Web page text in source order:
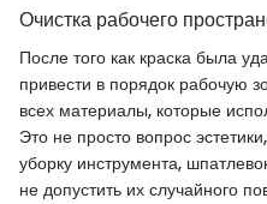
Очистка рабочего
После того как краска была
привести в порядок рабочую
всех материалы, которые
Это не просто вопрос
уборку инструмента,
не допустить их случайного